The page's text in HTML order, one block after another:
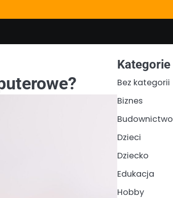
Kategorie
Bez kategorii
Biznes
Budownictwo
Dzieci
Dziecko
Edukacja
Hobby